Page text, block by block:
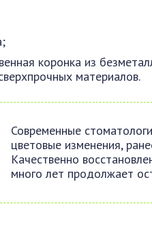
коронка из
материалов.
Современные
цветовые изменения,
Качественно
много лет продолжает